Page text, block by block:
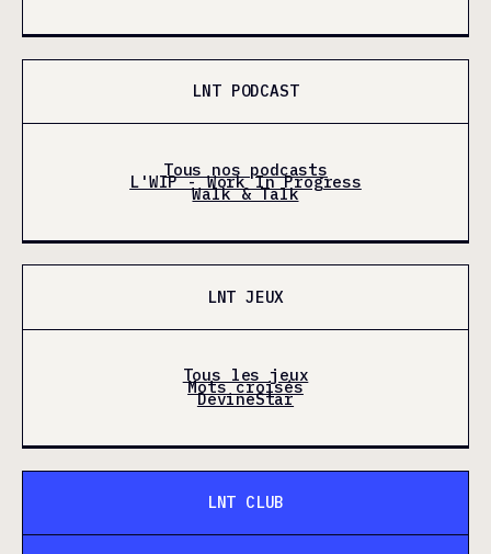
LNT PODCAST
Tous nos podcasts
L'WIP - Work In Progress
Walk & Talk
LNT JEUX
Tous les jeux
Mots croisés
DevineStar
LNT CLUB